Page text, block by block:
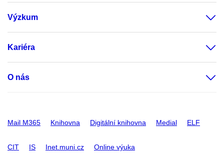
Výzkum
Kariéra
O nás
Mail M365 Knihovna Digitální knihovna Medial ELF
CIT IS Inet.muni.cz Online výuka